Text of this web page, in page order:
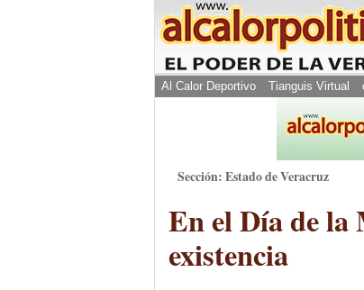
Al Calor Deportivo Tianguis Virtual
Sección: Estado de Veracruz
En el Día de la
existencia